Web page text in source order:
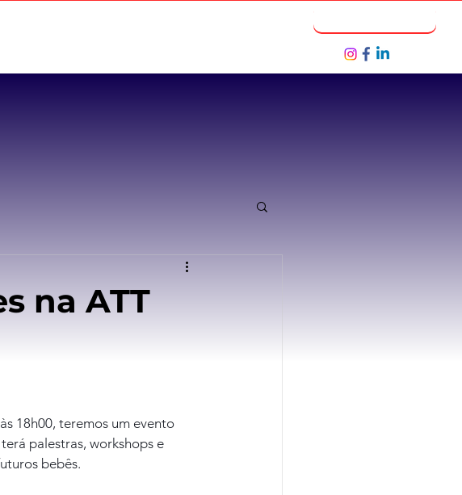
na ATT
18h00, teremos um evento
palestras, workshops e
bebês.